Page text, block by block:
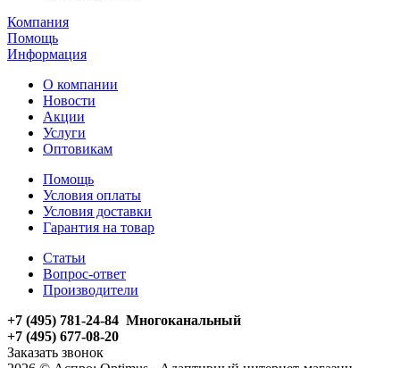
Компания
Помощь
Информация
О компании
Новости
Акции
Услуги
Оптовикам
Помощь
Условия оплаты
Условия доставки
Гарантия на товар
Статьи
Вопрос-ответ
Производители
+7 (495) 781-24-84 Многоканальный
+7 (495) 677-08-20
Заказать звонок